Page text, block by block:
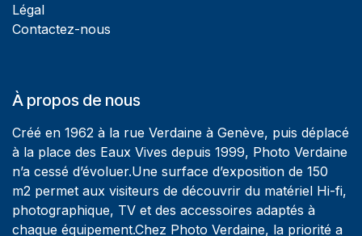
Légal
Contactez-nous
À propos de nous
Créé en 1962 à la rue Verdaine à Genève, puis déplacé
à la place des Eaux Vives depuis 1999, Photo Verdaine
n’a cessé d’évoluer.Une surface d’exposition de 150
m2 permet aux visiteurs de découvrir du matériel Hi-fi,
photographique, TV et des accessoires adaptés à
chaque équipement.Chez Photo Verdaine, la priorité a